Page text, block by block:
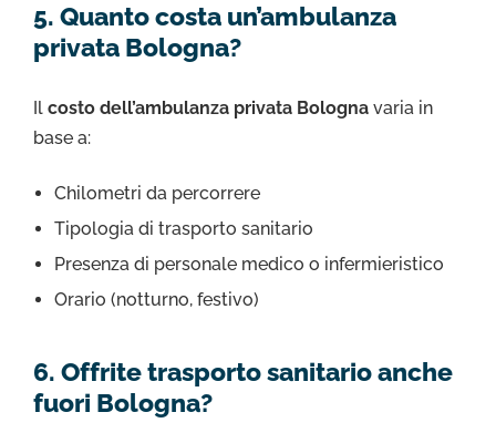
5. Quanto costa un’ambulanza
privata Bologna?
Il costo dell’ambulanza privata Bologna varia in
base a:
Chilometri da percorrere
Tipologia di trasporto sanitario
Presenza di personale medico o infermieristico
Orario (notturno, festivo)
6. Offrite trasporto sanitario anche
fuori Bologna?